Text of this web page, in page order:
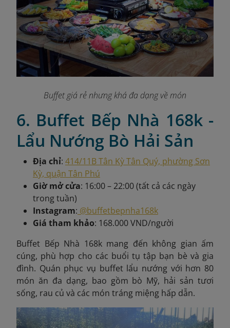
Buffet giá rẻ nhưng khá đa dạng về món
6. Buffet Bếp Nhà 168k -
Lẩu Nướng Bò Hải Sản
Địa chỉ: 414/11B Tân Kỳ Tân Quý, phường Sơn
Kỳ, quận Tân Phú
Giờ mở cửa: 16:00 – 22:00 (tất cả các ngày
trong tuần)
Instagram: @buffetbepnha168k
Giá tham khảo: 168.000 VND/người
Buffet Bếp Nhà 168k mang đến không gian ấm
cúng, phù hợp cho các buổi tụ tập bạn bè và gia
đình. Quán phục vụ buffet lẩu nướng với hơn 80
món ăn đa dạng, bao gồm bò Mỹ, hải sản tươi
sống, rau củ và các món tráng miệng hấp dẫn.